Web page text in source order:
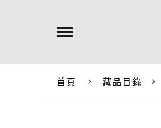
首頁 藏品目錄